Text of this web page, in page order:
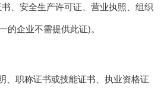
、安全生产许可证、营业执照、组织
的企业不需提供此证)。
、职称证书或技能证书、执业资格证